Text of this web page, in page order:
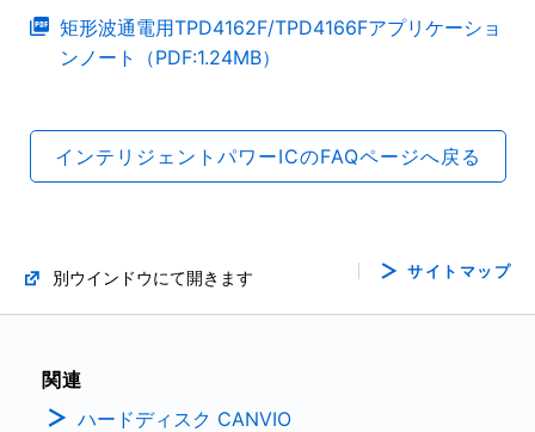
矩形波通電用TPD4162F/TPD4166Fアプリケーショ
ンノート（PDF:1.24MB）
インテリジェントパワーICのFAQページへ戻る
別ウインドウにて開きます サイトマップ
関連
ハードディスク CANVIO